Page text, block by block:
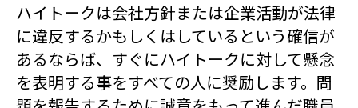
ハイトークは会社方針または企業活動が法律
に違反するかもしくはしているという確信が
あるならば、すぐにハイトークに対して懸念
を表明する事をすべての人に奨励します。問